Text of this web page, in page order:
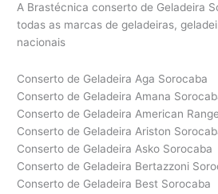
A Brastécnica conserto de Geladeira
todas as marcas de geladeiras,
nacionais
Conserto de Geladeira Aga Sorocaba
Conserto de Geladeira Amana
Conserto de Geladeira American
Conserto de Geladeira Ariston
Conserto de Geladeira Asko Sorocaba
Conserto de Geladeira Bertazzoni
Conserto de Geladeira Best Sorocaba